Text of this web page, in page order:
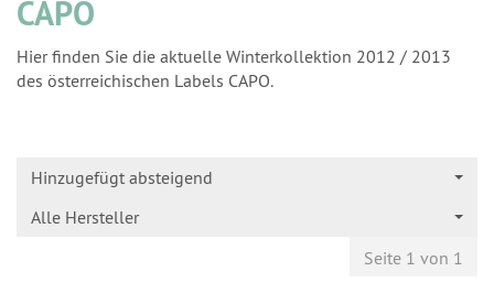
CAPO
Hier finden Sie die aktuelle Winterkollektion 2012 / 2013
des österreichischen Labels CAPO.
Hinzugefügt absteigend
Alle Hersteller
Seite 1 von 1